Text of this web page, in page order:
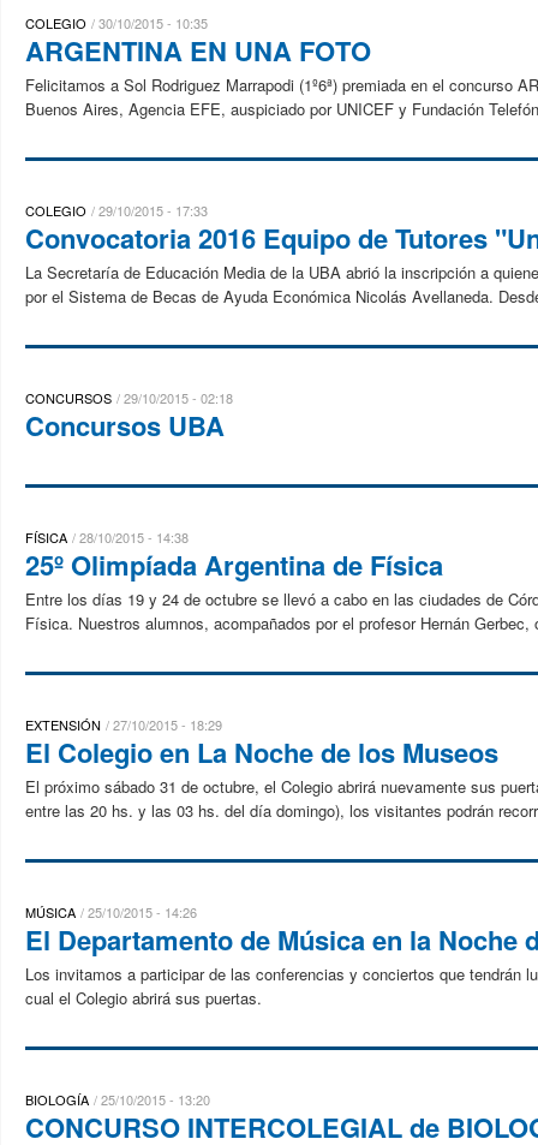
COLEGIO 30/10/2015 - 10:35
ARGENTINA EN UNA FOTO
Felicitamos a Sol Rodriguez Marrapodi (1º6ª) premiada en el concurso
Buenos Aires, Agencia EFE, auspiciado por UNICEF y Fundación
COLEGIO 29/10/2015 - 17:33
Convocatoria 2016 Equipo de Tutores
La Secretaría de Educación Media de la UBA abrió la inscripción a
por el Sistema de Becas de Ayuda Económica Nicolás Avellaneda.
CONCURSOS 29/10/2015 - 02:18
Concursos UBA
FÍSICA 28/10/2015 - 14:38
25º Olimpíada Argentina de Física
Entre los días 19 y 24 de octubre se llevó a cabo en las ciudades de
Física. Nuestros alumnos, acompañados por el profesor Hernán
EXTENSIÓN 27/10/2015 - 18:29
El Colegio en La Noche de los Museos
El próximo sábado 31 de octubre, el Colegio abrirá nuevamente sus
entre las 20 hs. y las 03 hs. del día domingo), los visitantes podrán
MÚSICA 25/10/2015 - 14:26
El Departamento de Música en la Noche
Los invitamos a participar de las conferencias y conciertos que tendrán
cual el Colegio abrirá sus puertas.
BIOLOGÍA 25/10/2015 - 13:20
CONCURSO INTERCOLEGIAL de